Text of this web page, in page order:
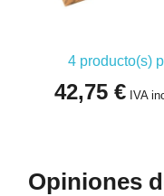
4 producto(s)
42,75 € IVA
Opiniones